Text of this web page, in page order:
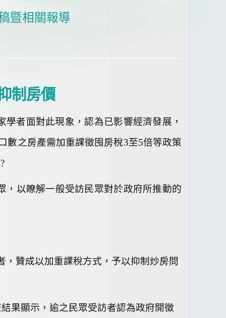
暨相關報導
制房價
者面對此現象，認為已影響經濟發展，
數之房產需加重課徵囤房稅3至5倍等政策
?
，以瞭解一般受訪民眾對於政府所推動的
，贊成以加重課稅方式，予以抑制炒房問
果顯示， 逾之民眾受訪者認為政府開徵